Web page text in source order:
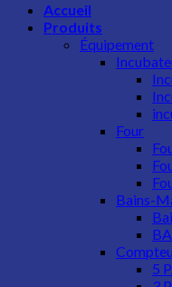
Accueil
Produits
Équipement
Four
Bains-
5